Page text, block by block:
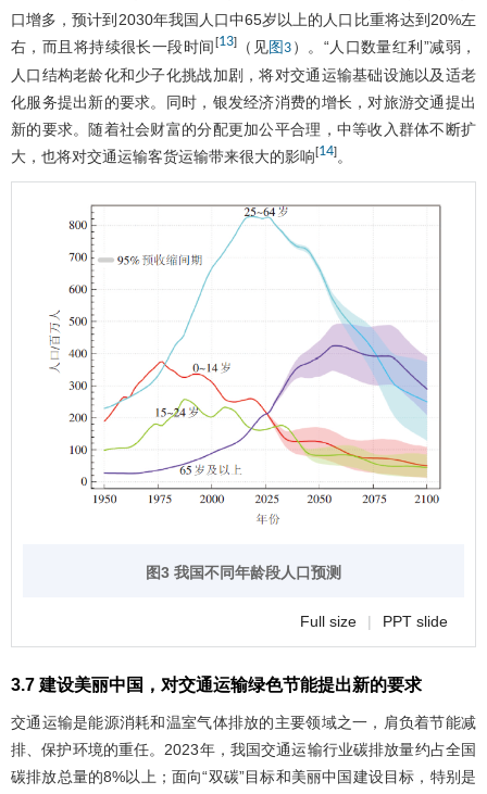
口增多，预计到2030年我国人口中65岁以上的人口比重将达到20%左
右，而且将持续很长一段时间 [13]（见图3 ）。“人口数量红利”减弱，
人口结构老龄化和少子化挑战加剧，将对交通运输基础设施以及适老
化服务提出新的要求。同时，银发经济消费的增长，对旅游交通提出
新的要求。随着社会财富的分配更加公平合理，中等收入群体不断扩
大，也将对交通运输客货运输带来很大的影响[14] 。
图3 我国不同年龄段人口预测
Full size | PPT slide
3.7 建设美丽中国，对交通运输绿色节能提出新的要求
交通运输是能源消耗和温室气体排放的主要领域之一，肩负着节能减
排、保护环境的重任。2023年，我国交通运输行业碳排放量约占全国
碳排放总量的8%以上；面向“双碳”目标和美丽中国建设目标，特别是